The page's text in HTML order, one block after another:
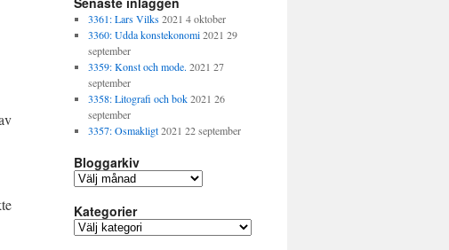
3361: Lars Vilks 2021 4 oktober
3360: Udda konstekonomi 2021 29
september
3359: Konst och mode. 2021 27
september
3358: Litografi och bok 2021 26
september
3357: Osmakligt 2021 22 september
Bloggarkiv
B
o
g
Kategorier
K